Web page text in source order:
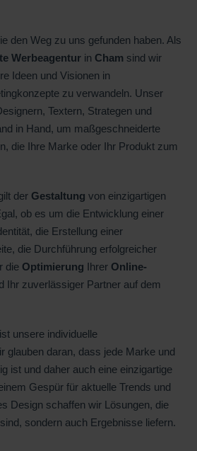
den Weg zu uns gefunden haben. Als
Werbeagentur in Cham sind wir
Ideen und Visionen in
zu verwandeln. Unser
Textern, Strategen und
in Hand, um maßgeschneiderte
die Ihre Marke oder Ihr Produkt zum
der Gestaltung von einzigartigen
ob es um die Entwicklung einer
die Erstellung einer
die Durchführung erfolgreicher
die Optimierung Ihrer Online-
Ihr zuverlässiger Partner auf dem
unsere individuelle
glauben daran, dass jede Marke und
ist und daher auch eine einzigartige
Gespür für aktuelle Trends und
Design schaffen wir Lösungen, die
sondern auch Ergebnisse liefern.